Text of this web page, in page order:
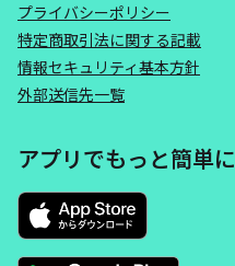
プライバシーポリシー
特定商取引法に関する記載
情報セキュリティ基本方針
外部送信先一覧
アプリでもっと簡単に